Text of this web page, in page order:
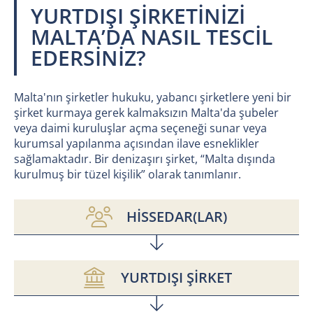
YURTDIŞI ŞİRKETİNİZİ
MALTA’DA NASIL TESCİL
EDERSİNİZ?
Malta'nın şirketler hukuku, yabancı şirketlere yeni bir
şirket kurmaya gerek kalmaksızın Malta'da şubeler
veya daimi kuruluşlar açma seçeneği sunar veya
kurumsal yapılanma açısından ilave esneklikler
sağlamaktadır. Bir denizaşırı şirket, “Malta dışında
kurulmuş bir tüzel kişilik” olarak tanımlanır.
HİSSEDAR(LAR)
YURTDIŞI ŞIRKET